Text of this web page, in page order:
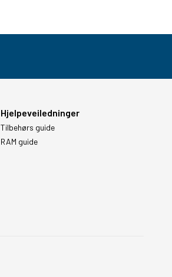
Hjelpeveiledninger
Tilbehørs guide
RAM guide